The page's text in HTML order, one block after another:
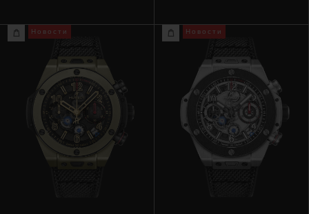
Новости Новости